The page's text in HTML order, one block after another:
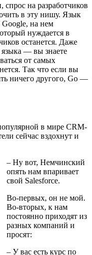
спрос на разработчиков
в эту нишу. Язык
Google, на нем
нуждается в
останется. Даже
языка — вы знаете
от самых
Так что если вы
ничего другого, Go —
в мире CRM-
сейчас вздохнут и
– Ну вот, Немчинский
опять нам впаривает
свой Salesforce.
Во-первых, он не мой.
Во-вторых, к нам
постоянно приходят из
разных компаний и
просят:
– У вас есть курс по